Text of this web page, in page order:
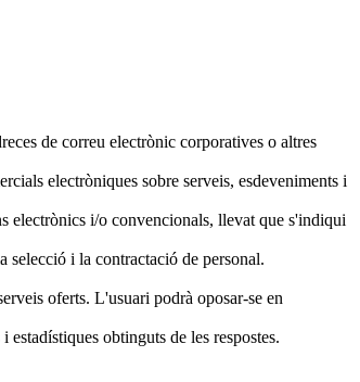
de correu electrònic corporatives o altres
electròniques sobre serveis, esdeveniments i
electrònics i/o convencionals, llevat que s'indiqui
selecció i la contractació de personal.
oferts. L'usuari podrà oposar-se en
obtinguts de les respostes.